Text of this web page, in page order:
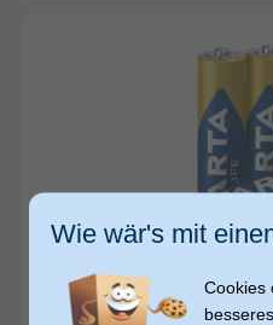
Varta-4903/4B (Blau, Silber)
Wie wär's mit
Cookies